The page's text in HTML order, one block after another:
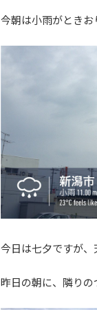
今朝は小雨がときお
今日は七夕ですが、
昨日の朝に、隣りの